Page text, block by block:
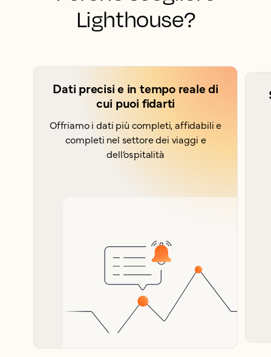
Lighthouse?
Dati precisi e in tempo reale di
cui puoi fidarti
Offriamo i dati più completi, affidabili e
completi nel settore dei viaggi e
dell’ospitalità